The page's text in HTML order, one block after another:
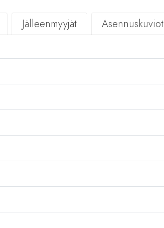
Jälleenmyyjät Asennuskuviot